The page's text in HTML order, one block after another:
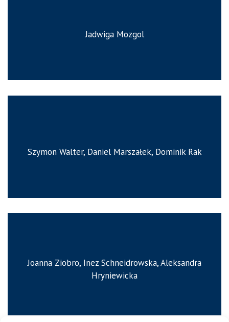
Jadwiga Mozgol
Szymon Walter, Daniel Marszałek, Dominik Rak
Joanna Ziobro, Inez Schneidrowska, Aleksandra
Hryniewicka